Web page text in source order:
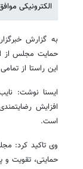
الکترونیکی
به گزارش
حمایت مجلس از
این راستا از
ایسنا نوشت:
افزایش
است.
وی تاکید کرد:
حمایتی، تقویت و